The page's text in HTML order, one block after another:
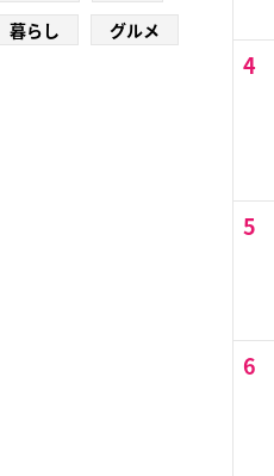
暮らし グルメ